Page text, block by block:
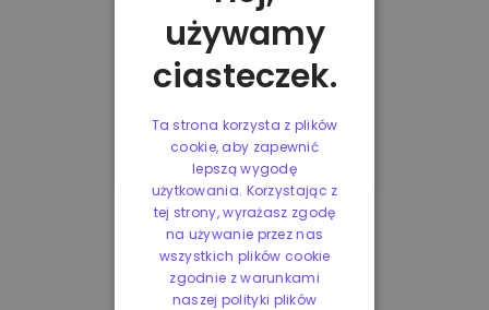
używamy
ciasteczek.
Ta strona korzysta z plików
cookie, aby zapewnić
lepszą wygodę
użytkowania. Korzystając z
tej strony, wyrażasz zgodę
na używanie przez nas
wszystkich plików cookie
zgodnie z warunkami
naszej polityki plików